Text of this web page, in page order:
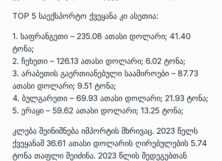
TOP 5 საექსპორტო ქვეყანა კი ასეთია:
1. საფრანგეთი – 235.08 ათასი დოლარი; 41.40
ტონა;
2. ჩეხეთი – 126.13 ათასი დოლარი; 6.02 ტონა;
3. არაბეთის გაერთიანებული საამიროები – 87.73
ათასი დოლარი; 9.51 ტონა;
4. ბულგარეთი – 69.93 ათასი დოლარი; 21.93 ტონა;
5. ერაყი – 59.62 ათასი დოლარი; 13.25 ტონა;
კლება შეინიშნება იმპორტის მხრივაც. 2023 წელს
ქვეყანამ 36.61 ათასი დოლარის ღირებულების 5.74
ტონა თაფლი შეიძინა. 2023 წლის შედეგებთან